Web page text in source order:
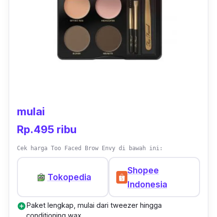
sendiri, jadi kena powdernya deh tangannya,:
Ayia Setiawan, Member Female Daily
mulai
Rp.495 ribu
Cek harga Too Faced Brow Envy di bawah ini:
Tokopedia
Shopee
Indonesia
add_circlePaket lengkap, mulai dari tweezer hingga